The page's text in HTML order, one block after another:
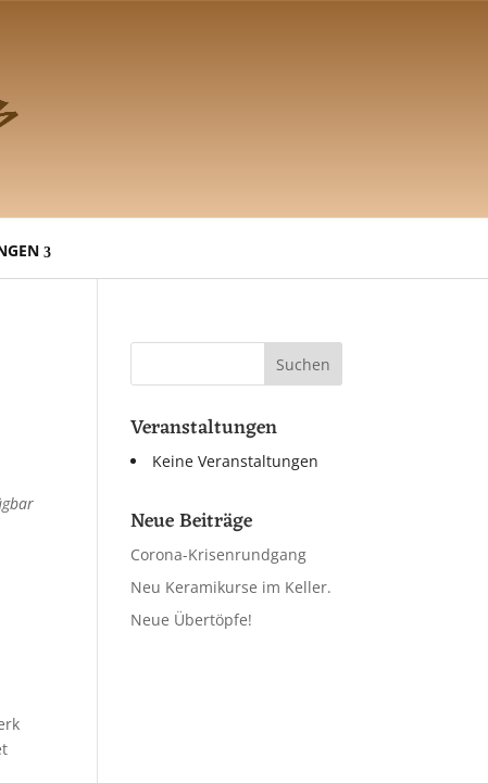
Veranstaltungen
Keine Veranstaltungen
Neue Beiträge
Corona-Krisenrundgang
Neu Keramikurse im Keller.
Neue Übertöpfe!